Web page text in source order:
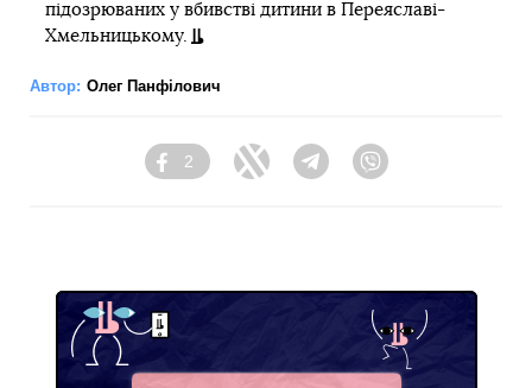
підозрюваних у вбивстві дитини в Переяславі-
Хмельницькому.
Автор: Олег Панфілович
Facebook
2
Twitter Telegram